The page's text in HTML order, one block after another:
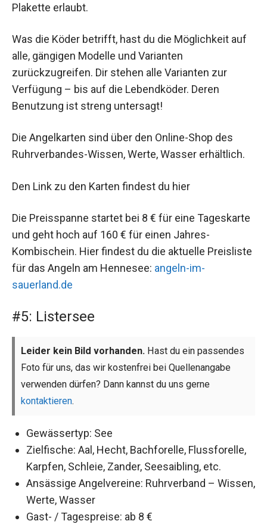
Plakette erlaubt.
Was die Köder betrifft, hast du die Möglichkeit auf
alle, gängigen Modelle und Varianten
zurückzugreifen. Dir stehen alle Varianten zur
Verfügung – bis auf die Lebendköder. Deren
Benutzung ist streng untersagt!
Die Angelkarten sind über den Online-Shop des
Ruhrverbandes-Wissen, Werte, Wasser erhältlich.
Den Link zu den Karten findest du hier
Die Preisspanne startet bei 8 € für eine Tageskarte
und geht hoch auf 160 € für einen Jahres-
Kombischein. Hier findest du die aktuelle Preisliste
für das Angeln am Hennesee: angeln-im-
sauerland.de
#5: Listersee
Leider kein Bild vorhanden. Hast du ein passendes
Foto für uns, das wir kostenfrei bei Quellenangabe
verwenden dürfen? Dann kannst du uns gerne
kontaktieren.
Gewässertyp: See
Zielfische: Aal, Hecht, Bachforelle, Flussforelle,
Karpfen, Schleie, Zander, Seesaibling, etc.
Ansässige Angelvereine: Ruhrverband – Wissen,
Werte, Wasser
Gast- / Tagespreise: ab 8 €